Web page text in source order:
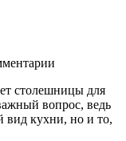
столешницы для
вопрос, ведь
вид кухни, но и то,